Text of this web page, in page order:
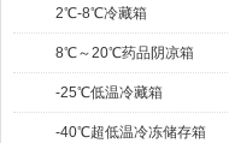
2℃-8℃冷藏箱
8℃～20℃药品阴凉箱
-25℃低温冷藏箱
-40℃超低温冷冻储存箱